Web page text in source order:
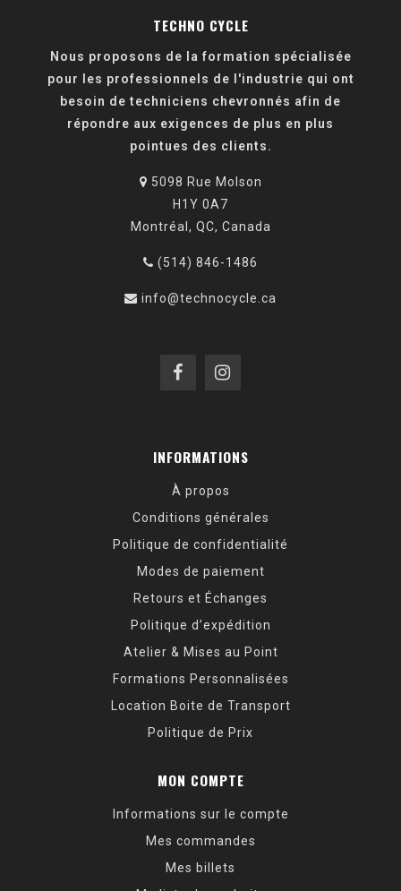
TECHNO CYCLE
Nous proposons de la formation spécialisée
pour les professionnels de l'industrie qui ont
besoin de techniciens chevronnés afin de
répondre aux exigences de plus en plus
pointues des clients.
5098 Rue Molson
H1Y 0A7
Montréal, QC, Canada
(514) 846-1486
info@technocycle.ca
INFORMATIONS
À propos
Conditions générales
Politique de confidentialité
Modes de paiement
Retours et Échanges
Politique d’expédition
Atelier & Mises au Point
Formations Personnalisées
Location Boite de Transport
Politique de Prix
MON COMPTE
Informations sur le compte
Mes commandes
Mes billets